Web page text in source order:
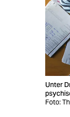
veranstaltungen
fragen & hilfe
unterstützen
Unter
Foto: